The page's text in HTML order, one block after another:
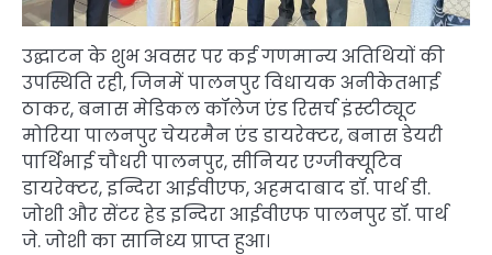
उद्घाटन के शुभ अवसर पर कई गणमान्य अतिथियों की
उपस्थिति रही, जिनमें पालनपुर विधायक अनीकेतभाई
ठाकर, बनास मेडिकल कॉलेज एंड रिसर्च इंस्टीट्यूट
मोरिया पालनपुर चेयरमैन एंड डायरेक्टर, बनास डेयरी
पार्थिभाई चौधरी पालनपुर, सीनियर एग्जीक्यूटिव
डायरेक्टर, इन्दिरा आईवीएफ, अहमदाबाद डॉ. पार्थ डी.
जोशी और सेंटर हेड इन्दिरा आईवीएफ पालनपुर डॉ. पार्थ
जे. जोशी का सानिध्य प्राप्त हुआ।